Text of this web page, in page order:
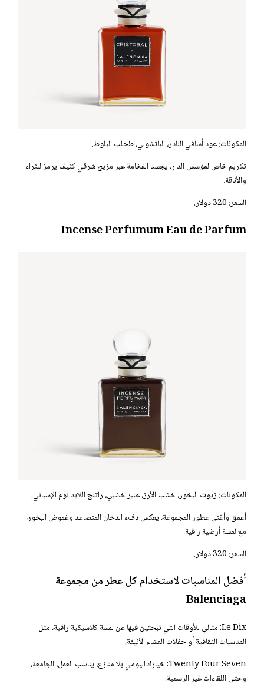
المكونات: عود أسافي النادر، الباتشولي، طحلب البلوط.
تكريم خاص لمؤسس الدار، يجسد الفخامة عبر مزيج شرقي كثيف يرمز للثراء
والأناقة.
السعر: 320 دولار.
Incense Perfumum Eau de Parfum
المكونات: زيوت البخور، خشب الأرز، عنبر خشبي، راتنج اللابدانوم الإسباني.
أعمق وأغنى عطور المجموعة، يعكس دفء الدخان المتصاعد وغموض البخور،
مع لمسة أرضية راقية.
السعر: 320 دولار.
أفضل المناسبات لاستخدام كل عطر من مجموعة
Balenciaga
Le Dix: مثالي للأوقات التي تبحثين فيها عن لمسة كلاسيكية راقية، مثل
المناسبات الثقافية أو حفلات العشاء الأنيقة.
Twenty Four Seven: خيارك اليومي بلا منازع، يناسب العمل، الجامعة،
وحتى اللقاءات غير الرسمية.